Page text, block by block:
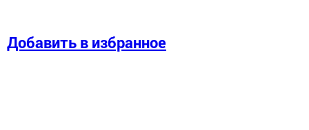
Добавить в избранное